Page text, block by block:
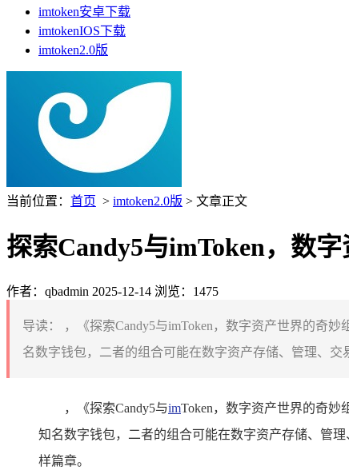
imtoken安卓下载
imtokenIOS下载
imtoken2.0版
当前位置： 首页 > imtoken2.0版 > 文章正文
探索Candy5与imToken，数
作者：qbadmin 2025-12-14 浏览：1475
导读：
，《探索Candy5与imToken，数字资产世界的奇
名数字钱包，二者的组合可能在数字资产存储、管理、
，《探索Candy5与imToken，数字资产世界的奇妙
知名数字钱包，二者的组合可能在数字资产存储、管
样篇章。